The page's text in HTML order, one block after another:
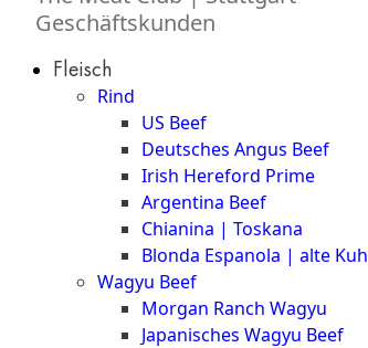
Geschäftskunden
Fleisch
Rind
US Beef
Deutsches Angus Beef
Irish Hereford Prime
Argentina Beef
Chianina | Toskana
Blonda Espanola | alte Kuh
Wagyu Beef
Morgan Ranch Wagyu
Japanisches Wagyu Beef